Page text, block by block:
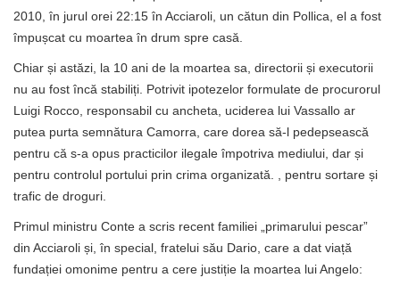
2010, în jurul orei 22:15 în Acciaroli, un cătun din Pollica, el a fost
împușcat cu moartea în drum spre casă.
Chiar și astăzi, la 10 ani de la moartea sa, directorii și executorii
nu au fost încă stabiliți. Potrivit ipotezelor formulate de procurorul
Luigi Rocco, responsabil cu ancheta, uciderea lui Vassallo ar
putea purta semnătura Camorra, care dorea să-l pedepsească
pentru că s-a opus practicilor ilegale împotriva mediului, dar și
pentru controlul portului prin crima organizată. , pentru sortare și
trafic de droguri.
Primul ministru Conte a scris recent familiei „primarului pescar”
din Acciaroli și, în special, fratelui său Dario, care a dat viață
fundației omonime pentru a cere justiție la moartea lui Angelo: